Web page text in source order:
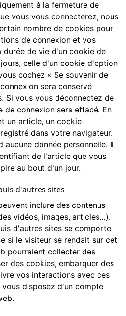
à la fermeture de
vous vous connecterez, nous
nombre de cookies pour
de connexion et vos
durée de vie d'un cookie de
celle d'un cookie d'option
cochez « Se souvenir de
sera conservé
Si vous vous déconnectez de
connexion sera effacé. En
un article, un cookie
dans votre navigateur.
aucune donnée personnelle. Il
de l'article que vous
au bout d'un jour.
d'autres sites
inclure des contenus
vidéos, images, articles…).
d'autres sites se comporte
si le visiteur se rendait sur cet
pourraient collecter des
des cookies, embarquer des
vos interactions avec ces
disposez d'un compte